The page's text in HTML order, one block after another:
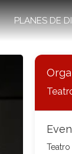
PLANES DE